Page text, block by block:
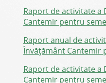
Raport de activitate a
Cantemir pentru
Raport anual de
Învățământ Cantemir
Raport de activitate a
Cantemir pentru